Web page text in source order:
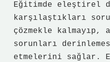
Eğitimde eleştirel
karşılaştıkları
çözmekle kalmayıp,
sorunları
etmelerini sağlar.